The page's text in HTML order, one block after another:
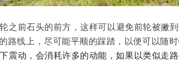
之前石头的前方，这样可以避免前轮被撇
路线上，尽可能平顺的踩踏，以便可以随时
震动，会消耗许多的动能，如果以类似走